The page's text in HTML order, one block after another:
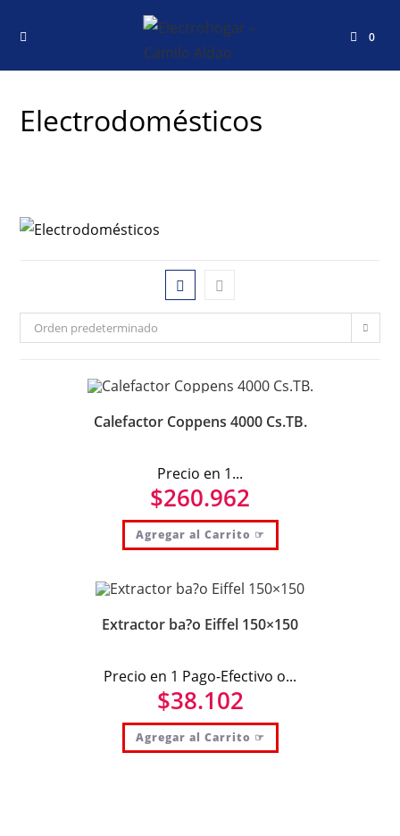
0
Electrodomésticos
Orden predeterminado
Calefactor Coppens 4000 Cs.TB.
Precio en 1...
$260.962
Agregar al Carrito ☞
Extractor ba?o Eiffel 150×150
Precio en 1 Pago-Efectivo o...
$38.102
Agregar al Carrito ☞